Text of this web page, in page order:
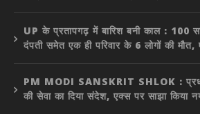
UP के प्रतापगढ़ में बारिश बनी काल : 100
दंपती समेत एक ही परिवार के 6 लोगों की
PM MODI SANSKRIT SHLOK :
की सेवा का दिया संदेश, एक्स पर साझा किया